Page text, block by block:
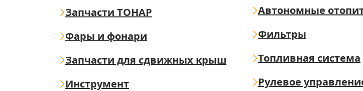
Запчасти ТОНАР
Фары и фонари
Запчасти для сдвижных крыш
Инструмент
Автономные
Фильтры
Топливная система
Рулевое